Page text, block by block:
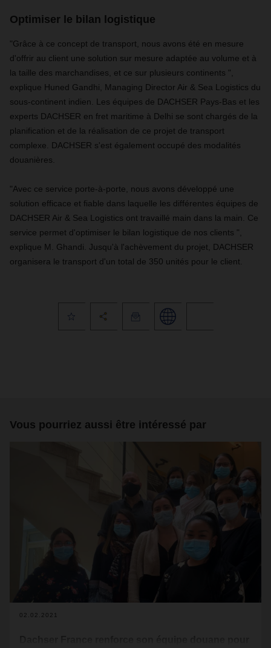
Optimiser le bilan logistique
"Grâce à ce concept de transport, nous avons été en mesure
d'offrir au client une solution sur mesure adaptée au volume et à
la taille des marchandises, et ce sur plusieurs continents ",
explique Huned Gandhi, Managing Director Air & Sea Logistics du
sous-continent indien. Les équipes de DACHSER Pays-Bas et les
experts DACHSER en fret maritime à Delhi se sont chargés de la
planification et de la réalisation de ce projet de transport
complexe. DACHSER s'est également occupé des modalités
douanières.
"Avec ce service porte-à-porte, nous avons développé une
solution efficace et fiable dans laquelle les différentes équipes de
DACHSER Air & Sea Logistics ont travaillé main dans la main. Ce
service permet d'optimiser le bilan logistique de nos clients ",
explique M. Ghandi. Jusqu'à l'achèvement du projet, DACHSER
organisera le transport d'un total de 350 unités pour le client.
Vous pourriez aussi être intéressé par
02.02.2021